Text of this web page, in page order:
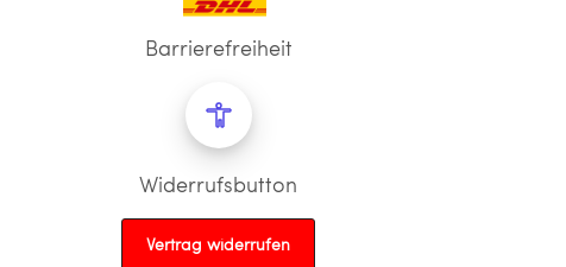
Barrierefreiheit
Widerrufsbutton
Vertrag widerrufen